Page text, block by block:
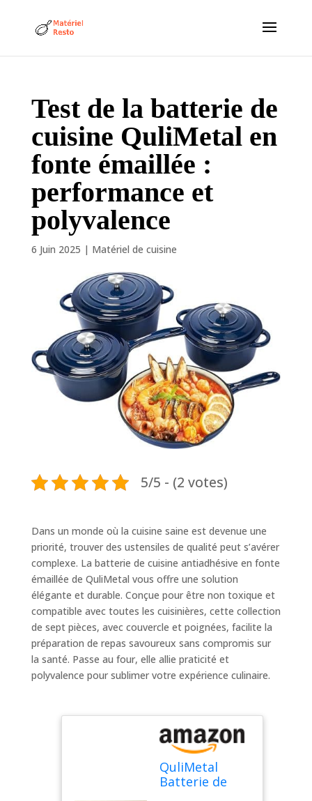
Test de la batterie de
cuisine QuliMetal en
fonte émaillée :
performance et
polyvalence
6 Juin 2025 | Matériel de cuisine
5/5 - (2 votes)
Dans un monde où la cuisine saine est devenue une
priorité, trouver des ustensiles de qualité peut s’avérer
complexe. La batterie de cuisine antiadhésive en fonte
émaillée de QuliMetal vous offre une solution
élégante et durable. Conçue pour être non toxique et
compatible avec toutes les cuisinières, cette collection
de sept pièces, avec couvercle et poignées, facilite la
préparation de repas savoureux sans compromis sur
la santé. Passe au four, elle allie praticité et
polyvalence pour sublimer votre expérience culinaire.
QuliMetal
Batterie de